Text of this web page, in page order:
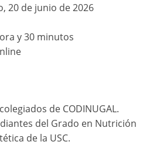
20 de junio de 2026
y 30 minutos
de CODINUGAL.
del Grado en Nutrición
de la USC.